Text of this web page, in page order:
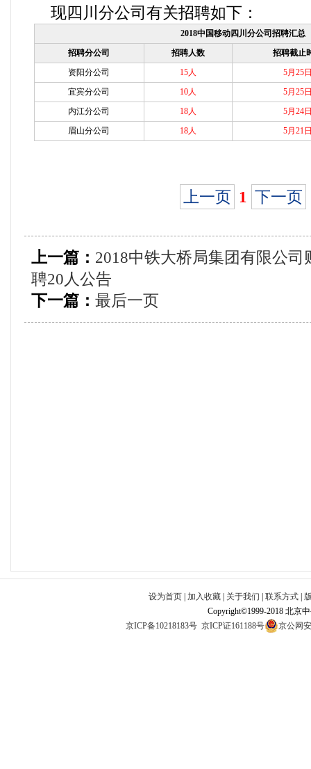
现四川分公司有关招聘如下：
2018中国移动四川分公司招聘汇总
招聘分公司
招聘人数
招聘截止
资阳分公司
15人
5月25
宜宾分公司
10人
5月25
内江分公司
18人
5月24
眉山分公司
18人 5月21
上一页 1 下一页
上一篇： 2018中铁大桥局集团有限公
聘20人公告
下一篇： 最后一页
设为首页 加入收藏 关于我们 联系方式
Copyright©1999-2018 北京
京ICP备10218183号 京ICP证161188号 京公网